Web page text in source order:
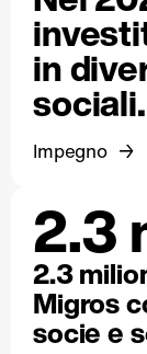
in
sociali.
Impegno
2.3
2.3
Migros
socie e